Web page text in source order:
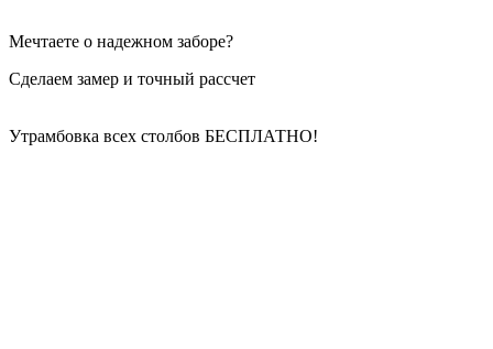
Мечтаете о надежном заборе?
Сделаем замер и точный рассчет
Утрамбовка всех столбов БЕСПЛАТНО!